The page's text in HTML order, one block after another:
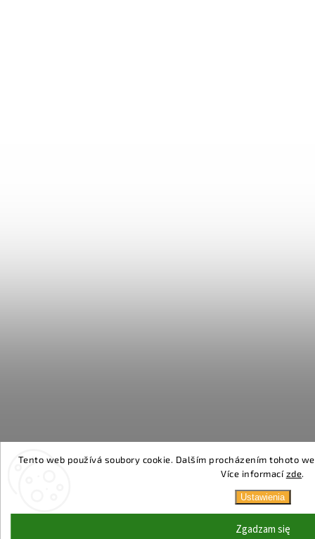
Tento web používá soubory cookie. Dalším procházením tohoto
Více informacízde.
Ustawienia
Zgadzam się